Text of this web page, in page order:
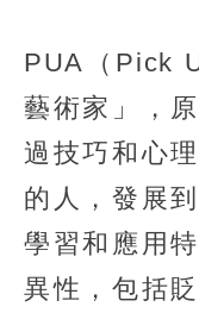
PUA（Pick
藝術家」，
過技巧和心
的人，發展
學習和應用
異性，包括